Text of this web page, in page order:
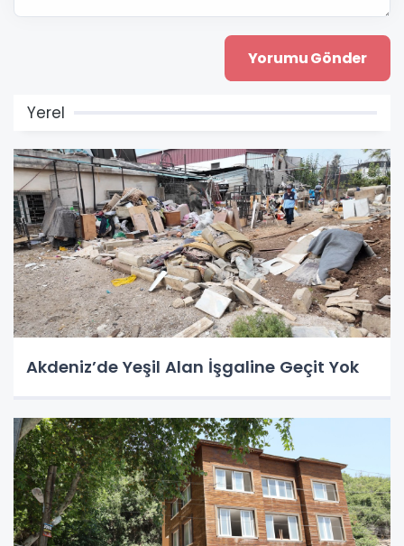
Yerel
Akdeniz’de Yeşil Alan İşgaline Geçit Yok